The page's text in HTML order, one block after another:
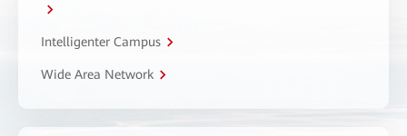
Intelligenter Campus
Wide Area Network